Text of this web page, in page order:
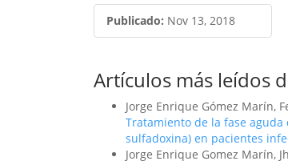
Publicado: Nov 13, 2018
Artículos más leídos
Jorge Enrique Gómez Marín,
Tratamiento de la fase
sulfadoxina) en pacientes
Jorge Enrique Gomez Marín,